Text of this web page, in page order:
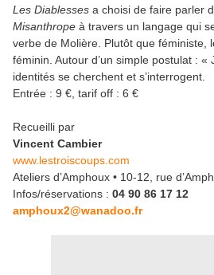
Les Diablesses a choisi de faire parler
Misanthrope à travers un langage qui
verbe de Molière. Plutôt que féministe,
féminin. Autour d’un simple postulat : «
identités se cherchent et s’interrogent.
Entrée : 9 €, tarif off : 6 €
Recueilli par
Vincent Cambier
www.lestroiscoups.com
Ateliers d’Amphoux • 10-12, rue
Infos/réservations : 04 90 86 17 12
amphoux2@wanadoo.fr